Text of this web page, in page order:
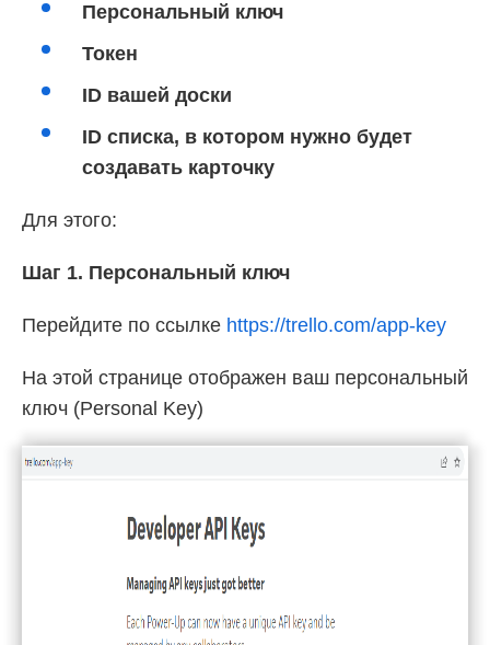
Персональный ключ
Токен
ID вашей доски
ID списка, в котором нужно будет
создавать карточку
Для этого:
Шаг 1. Персональный ключ
Перейдите по ссылке https://trello.com/app-key
На этой странице отображен ваш персональный
ключ (Personal Key)